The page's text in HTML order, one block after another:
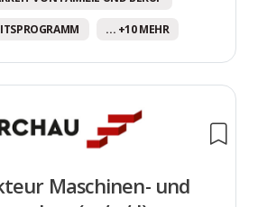
... +10 MEHR
Maschinen- und